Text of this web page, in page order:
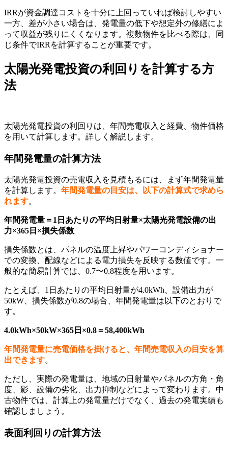
IRRが資金調達コストを十分に上回っていれば検討しやすい
一方、差が小さい場合は、発電量の低下や想定外の修繕によ
って収益が残りにくくなります。複数物件を比べる際は、同
じ条件でIRRを計算することが重要です。
太陽光発電投資の利回りを計算する方
法
太陽光発電投資の利回りは、年間売電収入と経費、物件価格
を用いて計算します。詳しく解説します。
年間発電量の計算方法
太陽光発電投資の売電収入を見積もるには、まず年間発電量
を計算します。 年間発電量の目安は、以下の計算式で求めら
れます。
年間発電量＝1日あたりの平均日射量×太陽光発電設備の出
力×365日×損失係数
損失係数とは、パネルの温度上昇やパワーコンディショナー
での変換、配線などによる電力損失を反映する数値です。一
般的な簡易計算では、0.7〜0.8程度を用います。
たとえば、1日あたりの平均日射量が4.0kWh、設備出力が
50kW、損失係数が0.8の場合、年間発電量は以下のとおりで
す。
4.0kWh×50kW×365日×0.8＝58,400kWh
年間発電量に売電価格を掛けると、年間売電収入の目安を算
出できます。
ただし、実際の発電量は、地域の日射量やパネルの方角・角
度、影、設備の劣化、出力抑制などによって変わります。中
古物件では、計算上の発電量だけでなく、過去の発電実績も
確認しましょう。
表面利回りの計算方法